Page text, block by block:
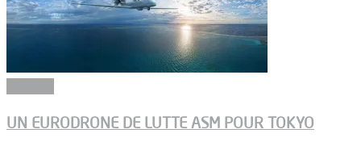
UN EURODRONE DE LUTTE ASM POUR TOKYO